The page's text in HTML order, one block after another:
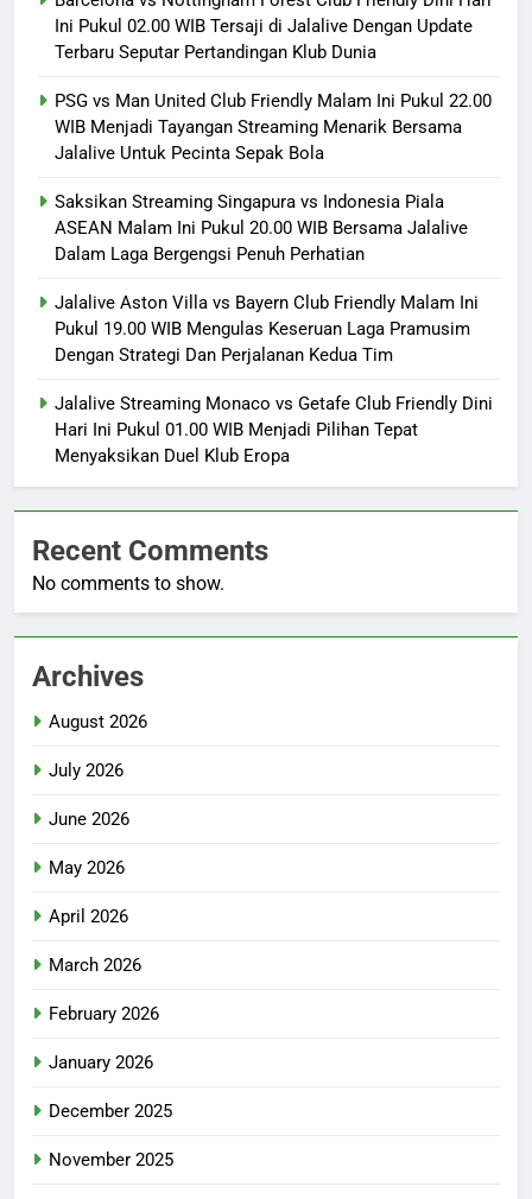
Ini Pukul 02.00 WIB Tersaji di Jalalive Dengan Update
Terbaru Seputar Pertandingan Klub Dunia
PSG vs Man United Club Friendly Malam Ini Pukul 22.00
WIB Menjadi Tayangan Streaming Menarik Bersama
Jalalive Untuk Pecinta Sepak Bola
Saksikan Streaming Singapura vs Indonesia Piala
ASEAN Malam Ini Pukul 20.00 WIB Bersama Jalalive
Dalam Laga Bergengsi Penuh Perhatian
Jalalive Aston Villa vs Bayern Club Friendly Malam Ini
Pukul 19.00 WIB Mengulas Keseruan Laga Pramusim
Dengan Strategi Dan Perjalanan Kedua Tim
Jalalive Streaming Monaco vs Getafe Club Friendly Dini
Hari Ini Pukul 01.00 WIB Menjadi Pilihan Tepat
Menyaksikan Duel Klub Eropa
Recent Comments
No comments to show.
Archives
August 2026
July 2026
June 2026
May 2026
April 2026
March 2026
February 2026
January 2026
December 2025
November 2025